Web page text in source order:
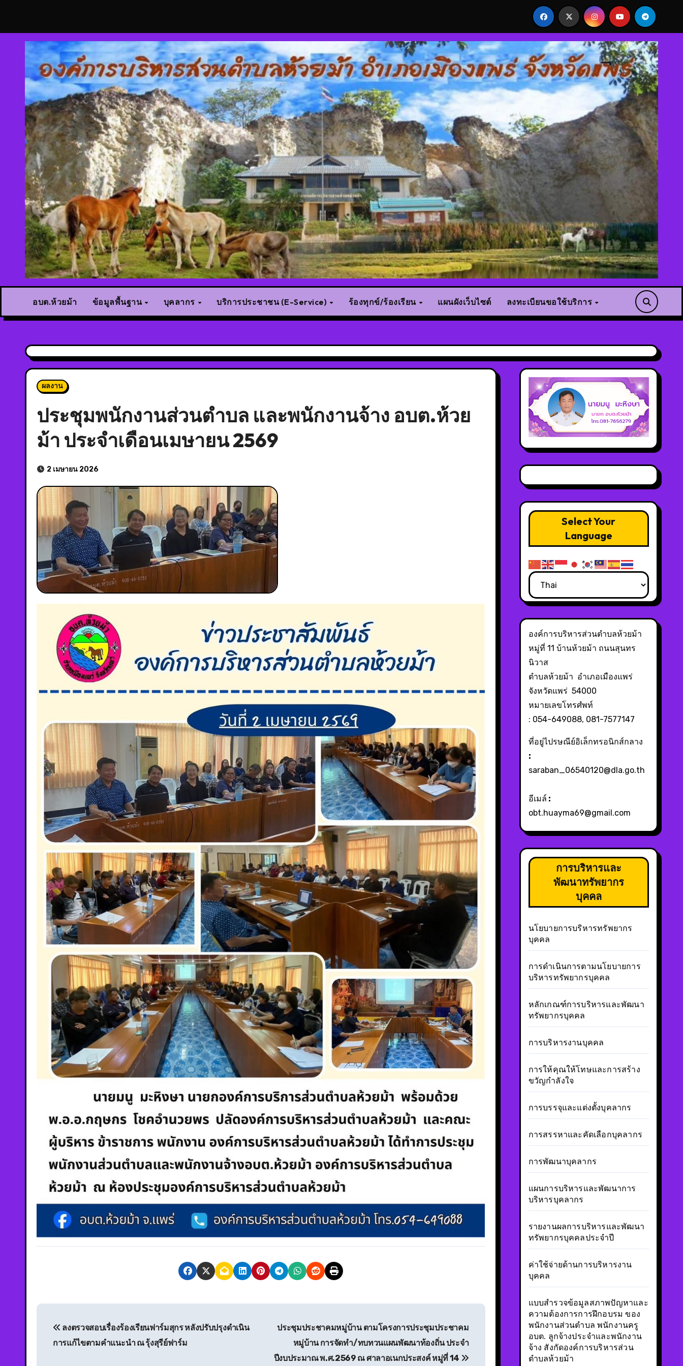
อบต.ห้วยม้า ข้อมูลพื้นฐาน บุคลากร บริการประชาชน (E-Service) ร้องทุกข์/ร้องเรียน แผนผังเว็บไซต์ ลงทะเบียนขอใช้บริการ
ผลงาน
ประชุมพนักงานส่วนตำบล และพนักงานจ้าง อบต.ห้วย
ม้า ประจำเดือนเมษายน 2569
2 เมษายน 2026
ลงตรวจสอบเรื่องร้องเรียนฟาร์มสุกร หลังปรับปรุงดำเนิน
การแก้ไขตามคำแนะนำ ณ รุ้งสุรีย์ฟาร์ม
ประชุมประชาคมหมู่บ้าน ตามโครงการประชุมประชาคม
หมู่บ้าน การจัดทำ/ทบทวนแผนพัฒนาท้องถิ่น ประจำ
ปีงบประมาณ พ.ศ.2569 ณ ศาลาอเนกประสงค์ หมู่ที่ 14
Select Your
Language
องค์การบริหารส่วนตำบลห้วยม้า
หมู่ที่ 11 บ้านห้วยม้า ถนนสุนทร
นิวาส
ตำบลห้วยม้า อำเภอเมืองแพร่
จังหวัดแพร่ 54000
หมายเลขโทรศํพท์
: 054-649088, 081-7577147
ที่อยู่ไปรษณีย์อิเล็กทรอนิกส์กลาง
:
saraban_06540120@dla.go.th
อีเมล์ :
obt.huayma69@gmail.com
การบริหารและ
พัฒนาทรัพยากร
บุคคล
นโยบายการบริหารทรัพยากร
บุคคล
การดำเนินการตามนโยบายการ
บริหารทรัพยากรบุคคล
หลักเกณฑ์การบริหารและพัฒนา
ทรัพยากรบุคคล
การบริหารงานบุคคล
การให้คุณให้โทษและการสร้าง
ขวัญกำลังใจ
การบรรจุและแต่งตั้งบุคลากร
การสรรหาและคัดเลือกบุคลากร
การพัฒนาบุคลากร
แผนการบริหารและพัฒนาการ
บริหารบุคลากร
รายงานผลการบริหารและพัฒนา
ทรัพยากรบุคคลประจำปี
ค่าใช้จ่ายด้านการบริหารงาน
บุคคล
แบบสำรวจข้อมูลสภาพปัญหาและ
ความต้องการการฝึกอบรม ของ
พนักงานส่วนตำบล พนักงานครู
อบต. ลูกจ้างประจำและพนักงาน
จ้าง สังกัดองค์การบริหารส่วน
ตำบลห้วยม้า